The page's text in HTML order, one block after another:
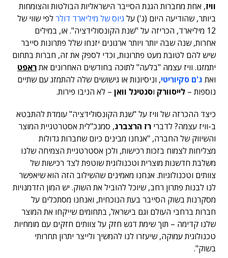
וויז, אחת מחברות הגנת הסייבר הישראליות הבולטות והצומחות
ביותר, שהודיעה היום (ג') על גיוס של מיליארד דולרלפי שווי של
12 מיליארד, הכריזה על "שנת הקונסולידציה". או, במילים
אחרות, שנה שבה יותר ויותר ארגונים יזנחו שלל פתרונות סייבר
שיש להם לטובת מעט פתרונות, וכדי לספק את זה, חברות בתחום
יתמזגו. וויז עצמה "בלעה" לתוכה בחודשים האחרונים אתראפט
ואת ג'ם סקיוריטי, וניסיונות או גישושים שלה להתמזג עם שתיים
נוספות – לייסוורק וסנטינל וואן – לא הניבו פירות.
כיצד ההכרזה של וויז על "שנת הקונסולידציה" עומדת להתבטא
ב-וויז עצמה? לדברי רז הרצברג, סמנכ"לית אסטרטגיית המוצר
והשיווק של החברה, "אנחנו מבינים כיום שחברות גדולות
מצליחות לצמוח בזכות רכישות, ולכן אסטרטגיית הצמיחה שלנו
משלבת חדשנות מוצרית וטכנולוגית שוטפת לצד רכישות של
צוותים וטכנולוגיות. אנחנו מאמינים שהשילוב הזה הוא שיאפשר
לנו לבנות פתרון רחב, שיוכל להוביל את השוק. יש המון הזדמנויות
מסקרנות בשוק הסייבר בעת הנוכחית, ואנחנו מסתכלים על
חברות ברחבי העולם וגם בישראל, בתחומים שייקחו את המוצר
שלנו קדימה – תוך שימת דגש חזק על צוותים חזקים עם מומחיות
טכנולוגית עמוקה, שיעזרו לנו להמשיך ולייצר יתרון תחרותי
בשוק".